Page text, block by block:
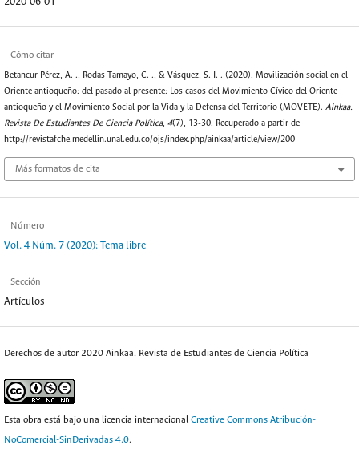
Cómo citar
Betancur Pérez, A. ., Rodas Tamayo, C. ., & Vásquez, S. I. . (2020). Movilización social en el
Oriente antioqueño: del pasado al presente: Los casos del Movimiento Cívico del Oriente
antioqueño y el Movimiento Social por la Vida y la Defensa del Territorio (MOVETE). Ainkaa.
Revista De Estudiantes De Ciencia Política, 4(7), 13-30. Recuperado a partir de
http://revistafche.medellin.unal.edu.co/ojs/index.php/ainkaa/article/view/200
Más formatos de cita
Número
Vol. 4 Núm. 7 (2020): Tema libre
Sección
Artículos
Derechos de autor 2020 Ainkaa. Revista de Estudiantes de Ciencia Política
Esta obra está bajo una licencia internacional Creative Commons Atribución-
NoComercial-SinDerivadas 4.0.